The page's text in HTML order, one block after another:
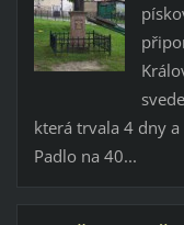
která trvala 4 dny
Padlo na 40...